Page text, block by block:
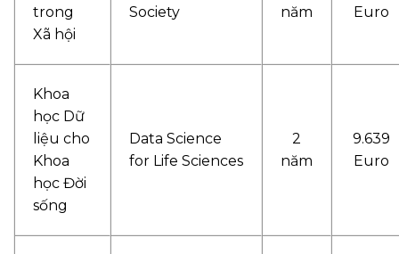
trong
Xã hội
Society
năm
Euro
Khoa
học Dữ
liệu cho
Khoa
học Đời
sống
Data Science
for Life Sciences
2
năm
9.639
Euro